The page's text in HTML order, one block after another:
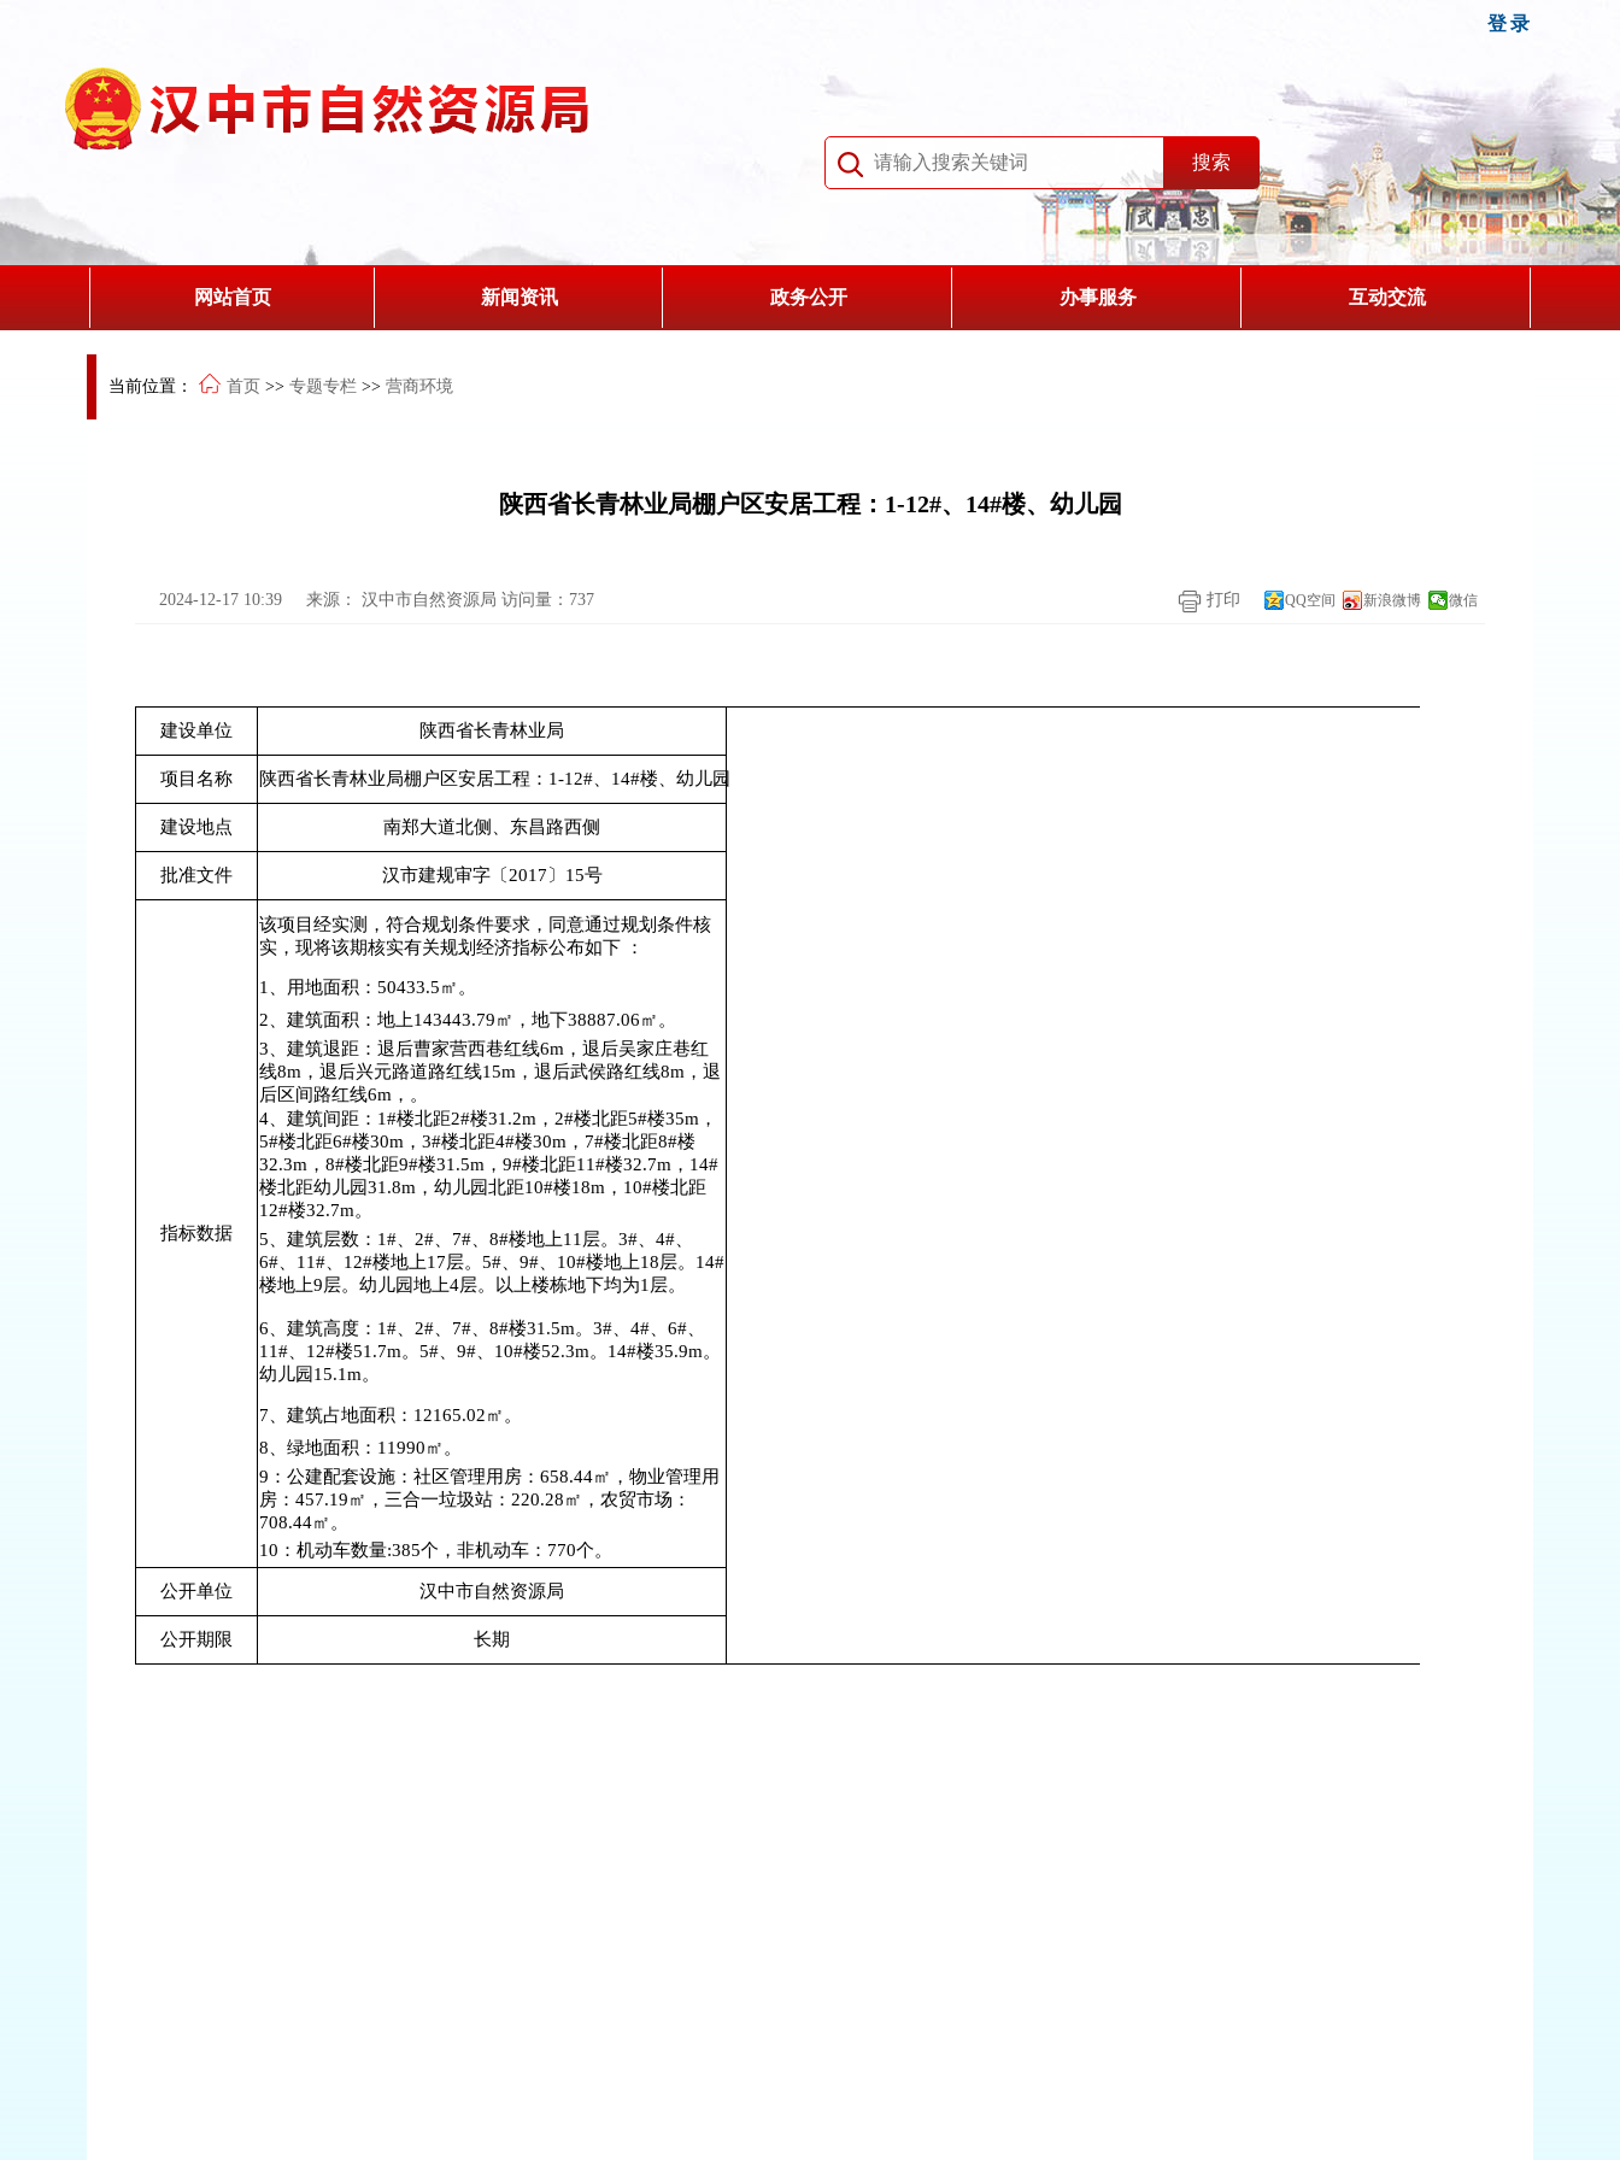
登录
网站首页 新闻资讯 政务公开 办事服务 互动交流
当前位置： 首页 >> 专题专栏 >> 营商环境
陕西省长青林业局棚户区安居工程：1-12#、14#楼、幼儿园
2024-12-17 10:39 来源： 汉中市自然资源局 访问量： 737 打印 QQ空间 新浪微博 微信
建设单位 陕西省长青林业局
项目名称 陕西省长青林业局棚户区安居工程：1-12#、14#楼、幼儿园
建设地点 南郑大道北侧、东昌路西侧
批准文件 汉市建规审字〔2017 〕15号
指标数据
该项目经实测，符合规划条件要求，同意通过规划条件核
实，现将该期核实有关规划经济指标公布如下 ：
1、用地面积：50433.5㎡。
2、建筑面积：地上143443.79㎡，地下38887.06㎡。
3、建筑退距：退后曹家营西巷红线6m，退后吴家庄巷红
线8m，退后兴元路道路红线15m，退后武侯路红线8m，退
后区间路红线6m，。
4、建筑间距：1#楼北距2#楼31.2m， 2#楼北距5#楼35m，
5#楼北距6#楼30m，3#楼北距4#楼30m，7#楼北距8#楼
32.3m，8#楼北距9#楼31.5m，9#楼北距11#楼32.7m，14#
楼北距幼儿园31.8m，幼儿园北距10#楼18m，10#楼北距
12#楼32.7m。
5、建筑层数：1#、2#、7#、8#楼地上11 层。3#、4#、
6#、11#、12#楼地上17层。 5#、9#、10#楼地上18层。 14#
楼地上9层。幼儿园地上4层。以上楼栋地下均为1层。
6、建筑高度：1#、2#、7#、8#楼31.5m。3#、4#、6#、
11#、12#楼51.7m。 5# 9# 10#楼52.3m。 14#楼35.9m。
幼儿园 15.1m。
7、建筑占地面积：12165.02㎡。
8、绿地面积：11990㎡ 。
9：公建配套设施：社区管理用房：658.44㎡，物业管理用
房：457.19㎡，三合一垃圾站： 220.28㎡，农贸市场：
708.44㎡ 。
10：机动车数量:385个，非机动车： 770个。
公开单位 汉中市自然资源局
公开期限 长期